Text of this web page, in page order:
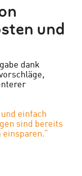
und
dank
einfach
sind bereits